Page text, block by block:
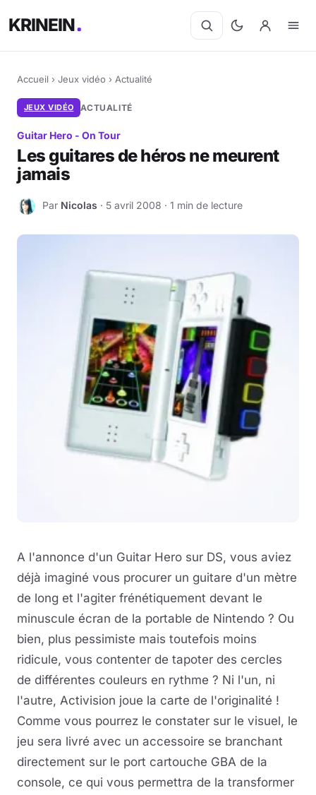
KRINEIN
Accueil › Jeux vidéo › Actualité
JEUX VIDÉO ACTUALITÉ
Guitar Hero - On Tour
Les guitares de héros ne meurent
jamais
N Par Nicolas · 5 avril 2008 · 1 min de lecture
A l'annonce d'un Guitar Hero sur DS, vous aviez
déjà imaginé vous procurer un guitare d'un mètre
de long et l'agiter frénétiquement devant le
minuscule écran de la portable de Nintendo ? Ou
bien, plus pessimiste mais toutefois moins
ridicule, vous contenter de tapoter des cercles
de différentes couleurs en rythme ? Ni l'un, ni
l'autre, Activision joue la carte de l'originalité !
Comme vous pourrez le constater sur le visuel, le
jeu sera livré avec un accessoire se branchant
directement sur le port cartouche GBA de la
console, ce qui vous permettra de la transformer